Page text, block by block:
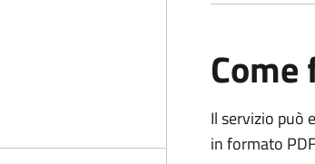
Come
Il servizio può
in formato